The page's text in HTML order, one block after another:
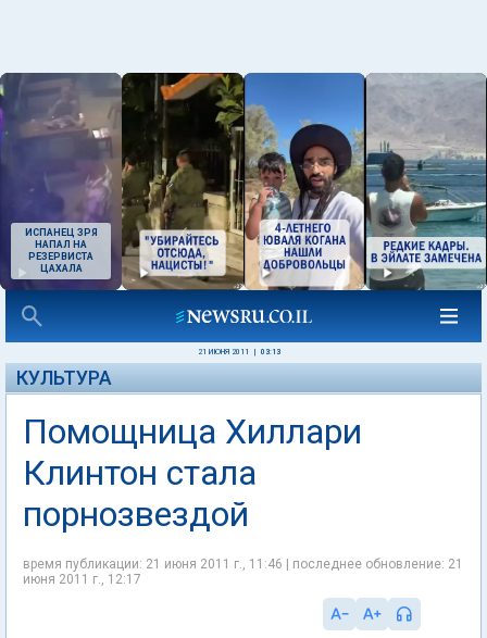
ИСПАНЕЦ ЗРЯ
НАПАЛ НА
РЕЗЕРВИСТА
ЦАХАЛА
21 ИЮНЯ 2011 03:13
КУЛЬТУРА
Помощница Хиллари
Клинтон стала
порнозвездой
время публикации: 21 июня 2011 г., 11:46 | последнее обновление: 21
июня 2011 г., 12:17